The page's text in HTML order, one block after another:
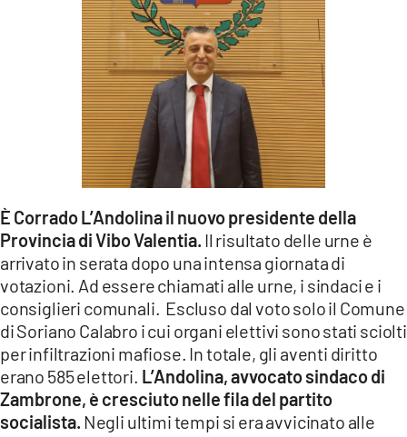
LACITYMAG.IT
ILREGGINO.IT
COSENZACHANNEL.IT
ILVIBONESE.IT
CATANZAROCHANNEL.IT
LACAPITALENEWS.IT
App
ANDROID
APPLE
È Corrado L’Andolina il nuovo presidente della
Provincia di Vibo Valentia. Il risultato delle urne è
arrivato in serata dopo una intensa giornata di
votazioni. Ad essere chiamati alle urne, i sindaci e i
consiglieri comunali. Escluso dal voto solo il Comune
di Soriano Calabro i cui organi elettivi sono stati sciolti
per infiltrazioni mafiose. In totale, gli aventi diritto
erano 585 elettori. L’Andolina, avvocato sindaco di
Zambrone, è cresciuto nelle fila del partito
socialista. Negli ultimi tempi si era avvicinato alle